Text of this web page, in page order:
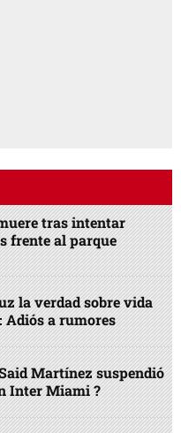
tras intentar
frente al parque
la verdad sobre vida
Adiós a rumores
Martínez suspendió
Inter Miami ?